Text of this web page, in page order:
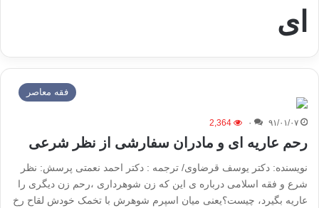
ای
فقه معاصر
۹۱/۰۱/۰۷ ۰ 2,364
رحم عاریه ای و مادران سفارشی از نظر شرعی
نویسنده: دکتر یوسف قرضاوی/ ترجمه : دکتر احمد نعمتی پرسش: نظر
شرع و فقه اسلامی درباره ی این که زن شوهرداری ،رحم زن دیگری را
عاریه بگیرد، چیست؟یعنی میان اسپرم شوهرش با تخمک خودش لقاح رخ